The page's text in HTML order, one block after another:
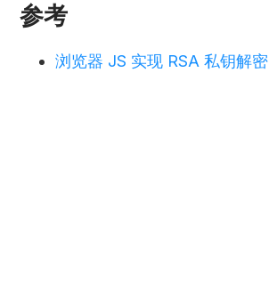
参考
浏览器 JS 实现 RSA 私钥解密